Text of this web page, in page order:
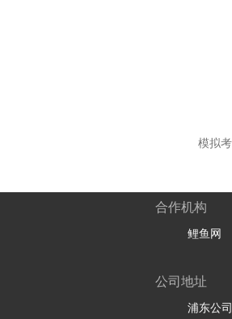
模拟
合作机构
鲤鱼网
公司地址
浦东公